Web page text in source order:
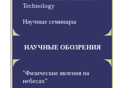
Technology
Научные семинары
НАУЧНЫЕ ОБОЗРЕНИЯ
"Физические явления на
небесах"